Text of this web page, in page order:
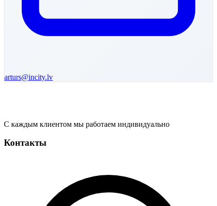
arturs@incity.lv
С каждым клиентом мы работаем индивидуально
Контакты